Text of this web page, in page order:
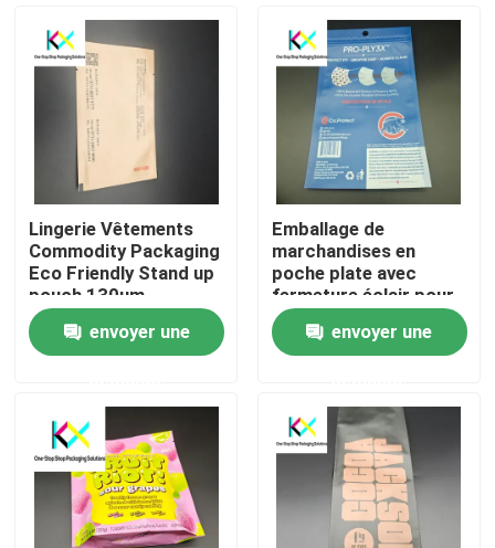
À la maison
Produits
Lingerie Vêtements
Commodity Packaging
Eco Friendly Stand up
pouch 130um
envoyer une
Emballage de
marchandises en
poche plate avec
fermeture éclair pour
tasse en plastique
envoyer une